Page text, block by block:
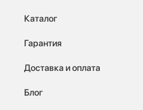
Каталог
Гарантия
Доставка и оплата
Блог